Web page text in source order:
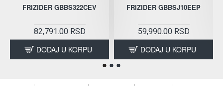
FRIZIDER GBBS322CEV
82,791.00 RSD
DODAJ U KORPU
FRIZIDER GBBSJ10EEP
59,990.00 RSD
DODAJ U KORPU